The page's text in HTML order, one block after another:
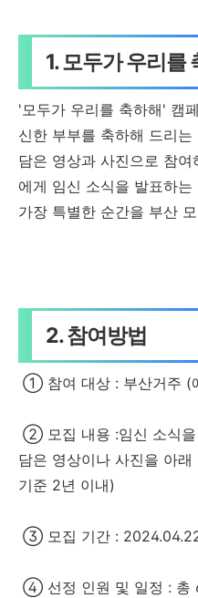
1. 모두가 우리를
'모두가 우리를 축하해' 캠
신한 부부를 축하해 드리
담은 영상과 사진으로 참
에게 임신 소식을 발표하
가장 특별한 순간을 부산
2. 참여방법
① 참여 대상 : 부산거주 (
② 모집 내용 :임신 소식을
담은 영상이나 사진을 아
기준 2년 이내)
③ 모집 기간 :
④ 선정 인원 및 일정 : 총